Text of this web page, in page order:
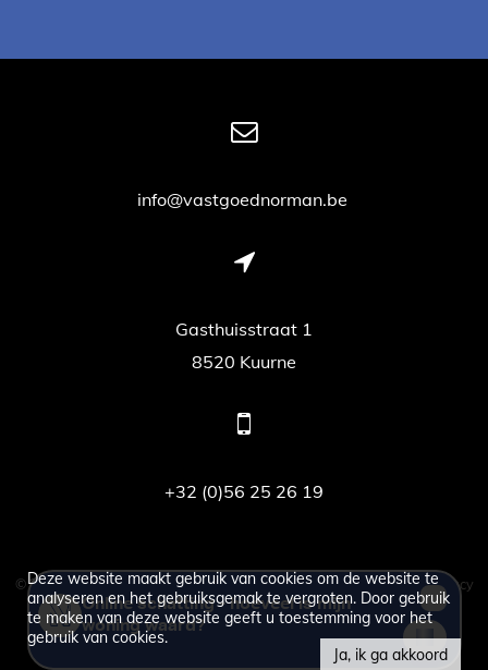
info@vastgoednorman.be
Gasthuisstraat 1
8520 Kuurne
+32 (0)56 25 26 19
© 2026 - vastgoed Norman -Developed by Zabun-Disclaimer-Privacy
policy
Deze website maakt gebruik van cookies om de website te
analyseren en het gebruiksgemak te vergroten. Door gebruik
te maken van deze website geeft u toestemming voor het
gebruik van cookies.
Ja, ik ga akkoord